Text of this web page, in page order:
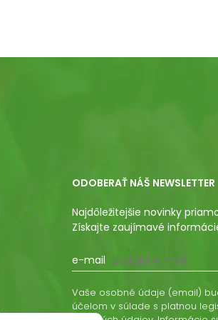
ODOBERAŤ NÁŠ NEWSLETTER
Najdôležitejšie novinky
Získajte zaujímavé
e-mail
Vaše osobné údaje (email)
účelom v súlade s platnou